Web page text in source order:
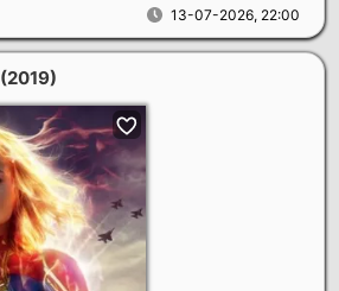
13-07-2026, 22:00
(2019)